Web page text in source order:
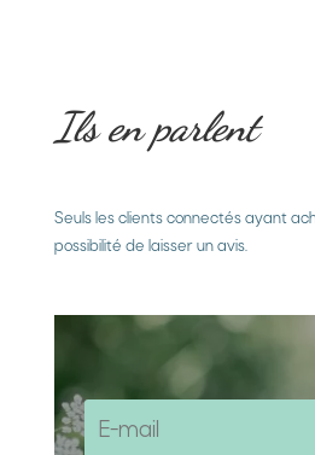
Ils en parlent
Seuls les clients connectés ayant
possibilité de laisser un avis.